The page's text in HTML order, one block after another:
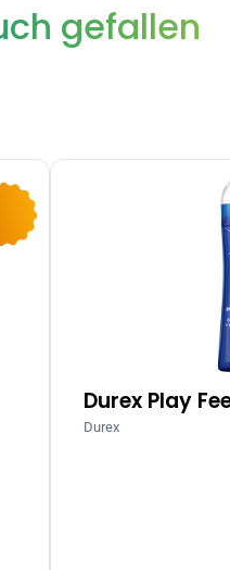
gefallen
Durex Play
Durex